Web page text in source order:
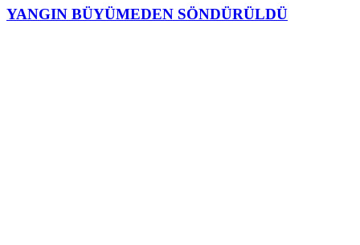
YANGIN BÜYÜMEDEN SÖNDÜRÜLDÜ